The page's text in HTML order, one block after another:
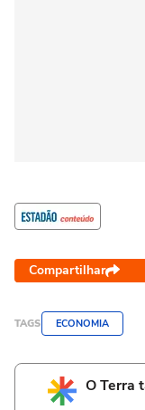
Compartilhar
TAGS ECONOMIA
O Terra